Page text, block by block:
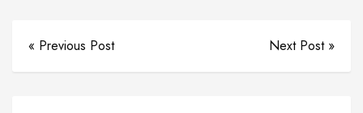
« Previous Post Next Post »